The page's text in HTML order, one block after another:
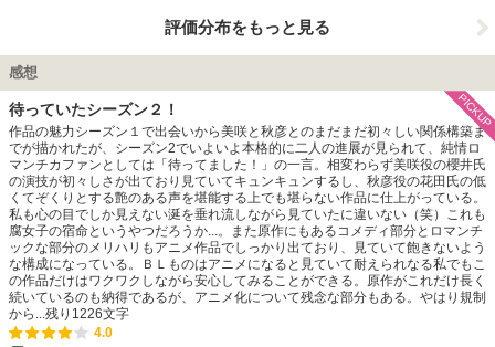
評価分布をもっと見る
感想
待っていたシーズン２！
作品の魅力シーズン１で出会いから美咲と秋彦とのまだまだ初々しい関係構築ま
でが描かれたが、シーズン2でいよいよ本格的に二人の進展が見られて、純情ロ
マンチカファンとしては「待ってました！」の一言。相変わらず美咲役の櫻井氏
の演技が初々しさが出ており見ていてキュンキュンするし、秋彦役の花田氏の低
くてぞくりとする艶のある声を堪能する上でも堪らない作品に仕上がっている。
私も心の目でしか見えない涎を垂れ流しながら見ていたに違いない（笑）これも
腐女子の宿命というやつだろうか...。また原作にもあるコメディ部分とロマンチ
ックな部分のメリハリもアニメ作品でしっかり出ており、見ていて飽きないよう
な構成になっている。ＢＬものはアニメになると見ていて耐えられなる私でもこ
の作品だけはワクワクしながら安心してみることができる。原作がこれだけ長く
続いているのも納得であるが、アニメ化について残念な部分もある。やはり規制
から...残り 1226文字
4.0
PICKUP